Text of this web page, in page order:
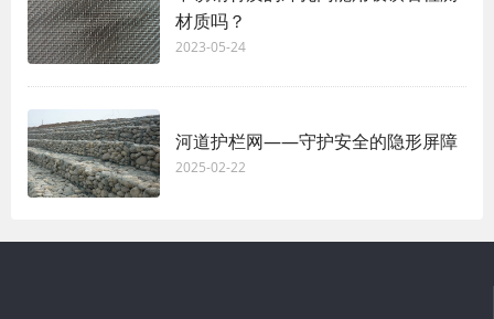
材质吗？
2023-05-24
河道护栏网——守护安全的隐形屏障
2025-02-22